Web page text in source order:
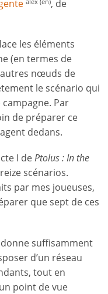
, de
les éléments
(en termes de
nœuds de
le scénario qui
Par
de préparer ce
dedans.
I dePtolus : In the
scénarios.
par mes joueuses,
que sept de ces
suffisamment
d’un réseau
tout en
point de vue